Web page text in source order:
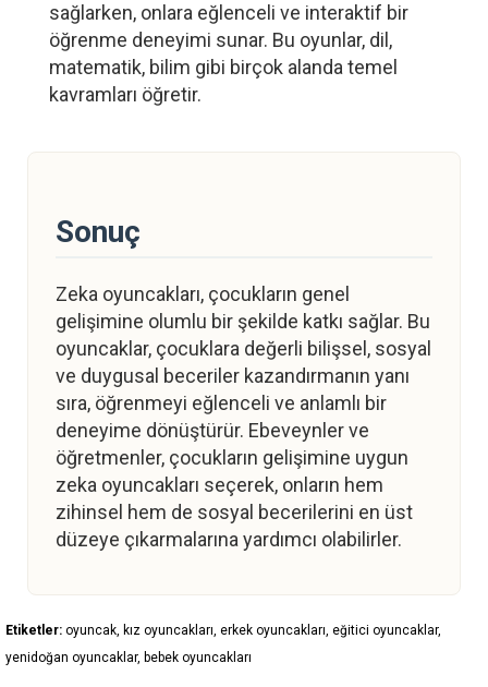
sağlarken, onlara eğlenceli ve interaktif bir
öğrenme deneyimi sunar. Bu oyunlar, dil,
matematik, bilim gibi birçok alanda temel
kavramları öğretir.
Sonuç
Zeka oyuncakları, çocukların genel
gelişimine olumlu bir şekilde katkı sağlar. Bu
oyuncaklar, çocuklara değerli bilişsel, sosyal
ve duygusal beceriler kazandırmanın yanı
sıra, öğrenmeyi eğlenceli ve anlamlı bir
deneyime dönüştürür. Ebeveynler ve
öğretmenler, çocukların gelişimine uygun
zeka oyuncakları seçerek, onların hem
zihinsel hem de sosyal becerilerini en üst
düzeye çıkarmalarına yardımcı olabilirler.
Etiketler: oyuncak, kız oyuncakları, erkek oyuncakları, eğitici oyuncaklar,
yenidoğan oyuncaklar, bebek oyuncakları